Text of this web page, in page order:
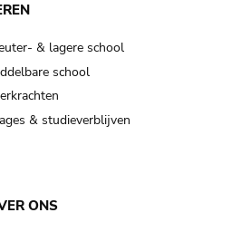
& lagere school
school
& studieverblijven
ONS